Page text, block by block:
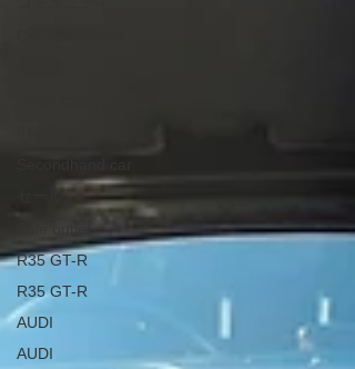
R35 GT-R
R35 GT-R
AUDI
AUDI